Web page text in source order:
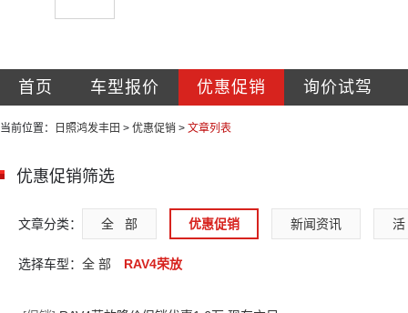
首页 车型报价 优惠促销 询价试驾
当前位置： 日照鸿发丰田 > 优惠促销 > 文章列表
优惠促销筛选
文章分类： 全   部 优惠促销 新闻资讯 活
选择车型： 全 部 RAV4荣放